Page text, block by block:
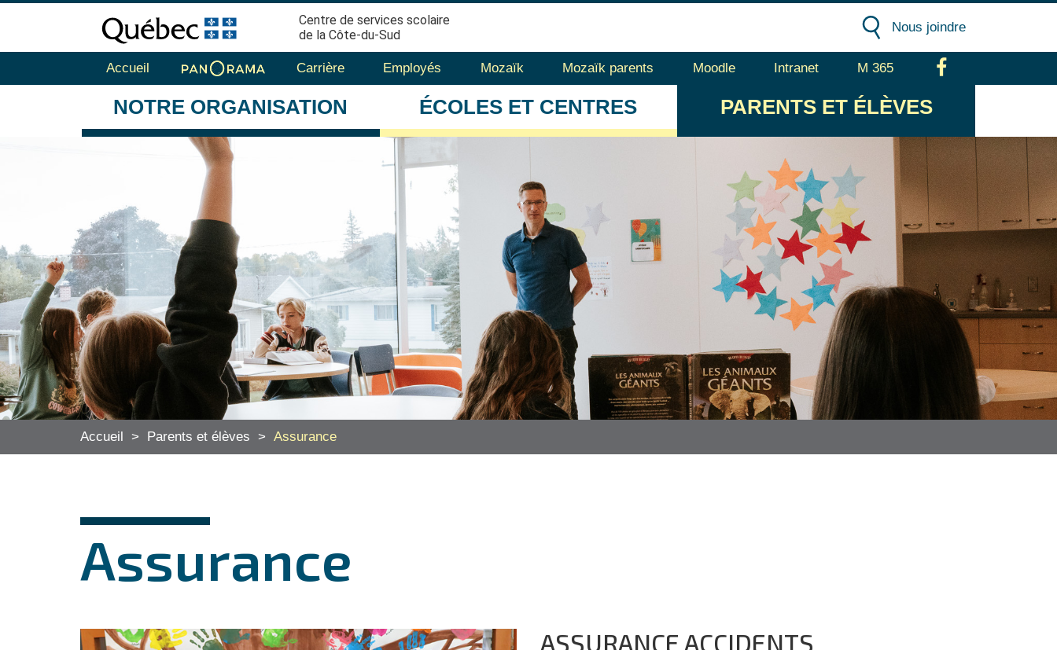
Centre de services scolaire
de la Côte-du-Sud
Nous joindre
Accueil Carrière Employés Mozaïk Mozaïk parents Moodle Intranet M 365
NOTRE ORGANISATION ÉCOLES ET CENTRES PARENTS ET ÉLÈVES
Accueil > Parents et élèves > Assurance
Assurance
ASSURANCE ACCIDENTS